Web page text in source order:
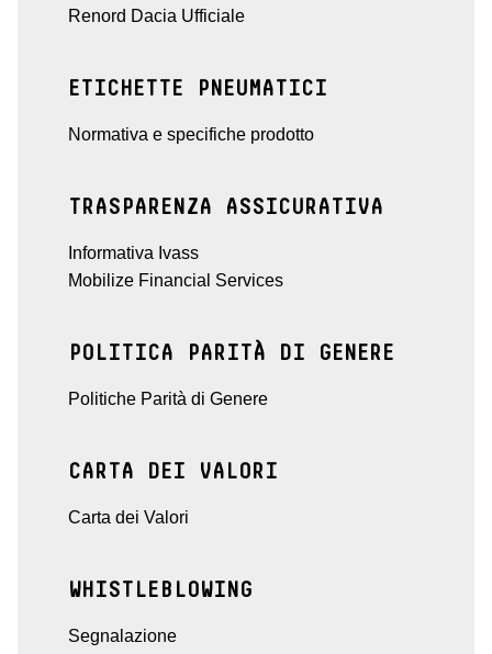
Renord Dacia Ufficiale
ETICHETTE PNEUMATICI
Normativa e specifiche prodotto
TRASPARENZA ASSICURATIVA
Informativa Ivass
Mobilize Financial Services
POLITICA PARITÀ DI GENERE
Politiche Parità di Genere
CARTA DEI VALORI
Carta dei Valori
WHISTLEBLOWING
Segnalazione